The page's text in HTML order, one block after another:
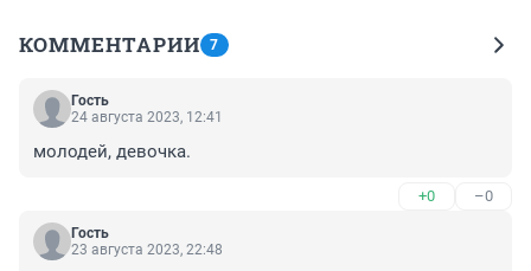
КОММЕНТАРИИ 7
Гость
24 августа 2023, 12:41
молодей, девочка.
+0 –0
Гость
23 августа 2023, 22:48